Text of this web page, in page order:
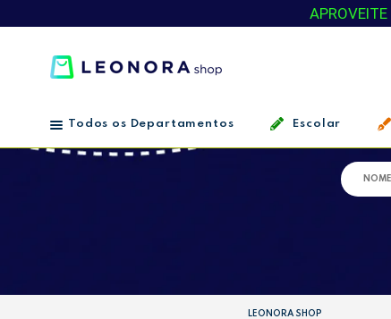
APROVEITE
Todos os Departamentos Escolar
LEONORA SHOP